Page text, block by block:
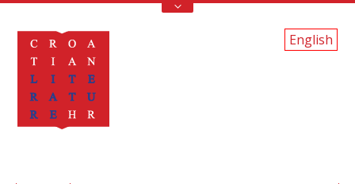
English